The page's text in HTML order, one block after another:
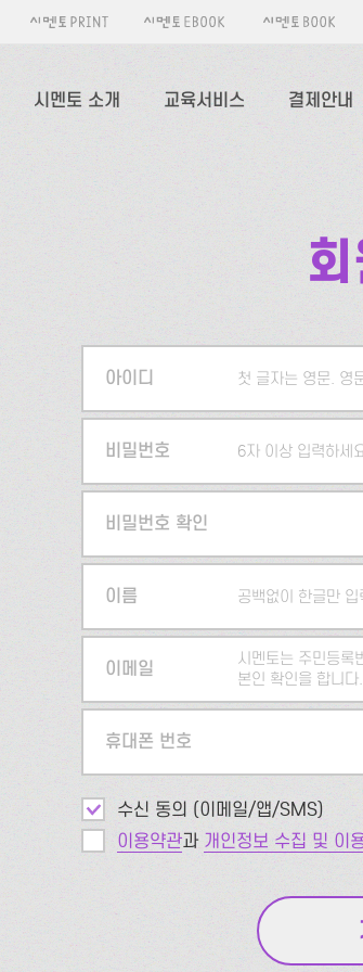
시멘토 소개 교육서비스 결제안내
아이디 첫 글자는 영문. 영
5자 이상 입력하세
비밀번호 6자 이상 입력하세
비밀번호 확인
이름 공백없이 한글만 입
이메일
시멘토는 주민등록
본인 확인을 합니
휴대폰 번호
수신 동의 (이메일/앱/SMS)
이용약관과 개인정보 수집 및 이